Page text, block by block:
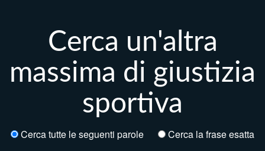
Cerca un'altra
massima di giustizia
sportiva
Cerca tutte le seguenti parole Cerca la frase esatta